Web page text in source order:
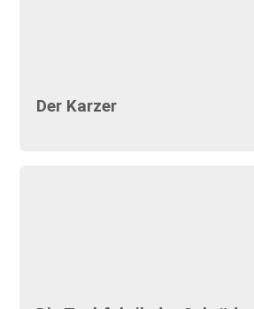
Der Karzer